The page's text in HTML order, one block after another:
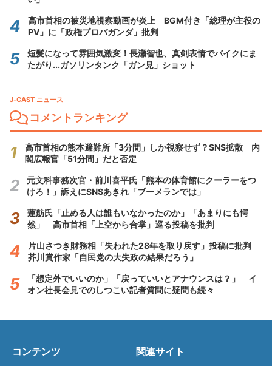
高市首相の被災地視察動画が炎上 BGM付き「総理が主役の
PV」に「政権プロパガンダ」批判
短髪になって雰囲気激変！長瀬智也、真剣表情でバイクにま
たがり...ガソリンタンク「ガン見」ショット
J-CAST ニュース
コメントランキング
高市首相の熊本避難所「3分間」しか視察せず？SNS拡散 内
閣広報官「51分間」だと否定
元文科事務次官・前川喜平氏「熊本の体育館にクーラーをつ
けろ！」訴えにSNSあきれ「ブーメランでは」
蓮舫氏「止める人は誰もいなかったのか」「あまりにも愕
然」 高市首相「上空から合掌」巡る投稿を批判
片山さつき財務相「失われた28年を取り戻す」投稿に批判
芥川賞作家「自民党の大失政の結果だろう」
「想定外でいいのか」「戻っていいとアナウンスは？」 イ
オン社長会見でのしつこい記者質問に疑問も続々
コンテンツ 関連サイト